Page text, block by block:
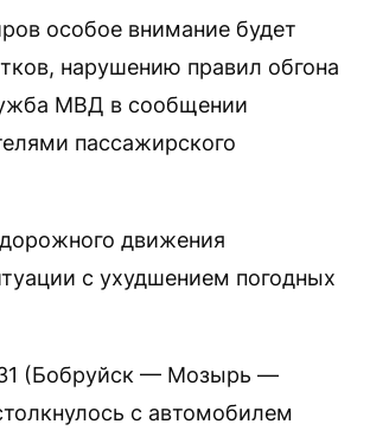
особое внимание будет
нарушению правил обгона
МВД в сообщении
пассажирского
движения
с ухудшением погодных
(Бобруйск — Мозырь —
с автомобилем